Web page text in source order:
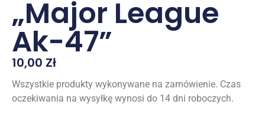
„Major League
Ak-47”
10,00 Zł
Wszystkie produkty wykonywane na zamówienie. Czas
oczekiwania na wysyłkę wynosi do 14 dni roboczych.